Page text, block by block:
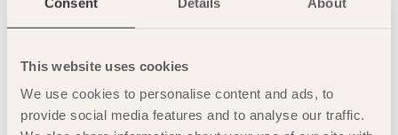
This website uses cookies
We use cookies to personalise content and ads, to
provide social media features and to analyse our traffic.
och arbetar med projekt i alla skalor, från produktdesign till
stadsplanering. Hans design har blivit tilldelad utmärkelsen
hantverkstradition. Hon är också en innovatör som utvecklar
nya byggsystem i trä där kvalitet på utformning och virke